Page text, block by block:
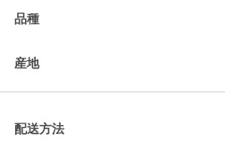
品種
産地
配送方法